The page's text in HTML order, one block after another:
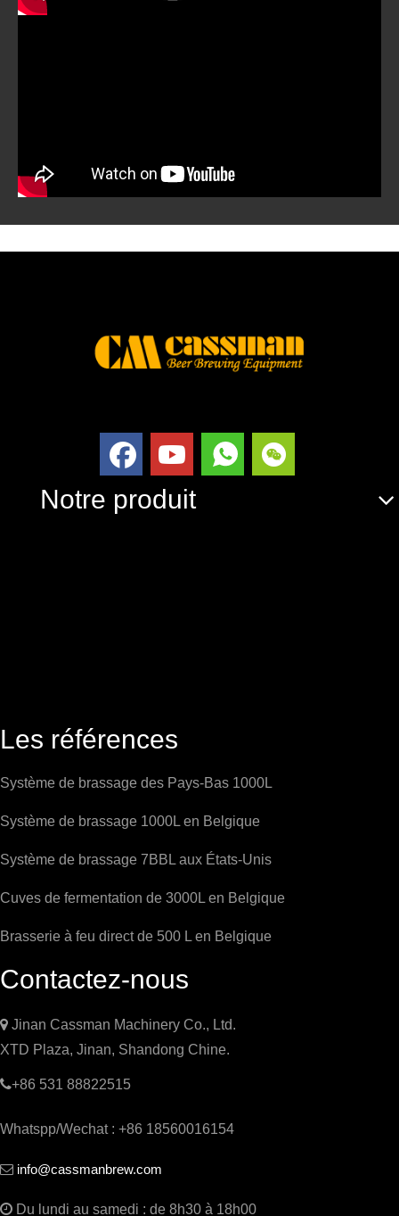
Notre produit
Les références
Système de brassage des Pays-Bas 1000L
Système de brassage 1000L en Belgique
Système de brassage 7BBL aux États-Unis
Cuves de fermentation de 3000L en Belgique
Brasserie à feu direct de 500 L en Belgique
Contactez-nous
 Jinan Cassman Machinery Co., Ltd.
XTD Plaza, Jinan, Shandong Chine.
+86 531 88822515
Whatspp/Wechat : +86 18560016154
 info@cassmanbrew.com
 Du lundi au samedi : de 8h30 à 18h00